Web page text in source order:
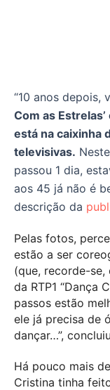
“10 anos depois,
Com as
está na caixinha
televisivas.
passou 1 dia,
aos 45 já não é
descrição da
Pelas fotos,
estão a ser
(que, recorde-
da RTP1 “Dança
passos estão
ele já precisa de
dançar…”,
Há pouco mais
Cristina tinha